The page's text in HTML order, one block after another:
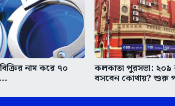
নাম করে ৭০ কলকাতা পুরসভা: ২০৯
বসবেন কোথায়? শুরু